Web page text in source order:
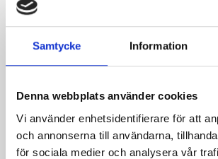
Samtycke Information
Denna webbplats använder cookies
Vi använder enhetsidentifierare för att
och annonserna till användarna,
för sociala medier och analysera vår